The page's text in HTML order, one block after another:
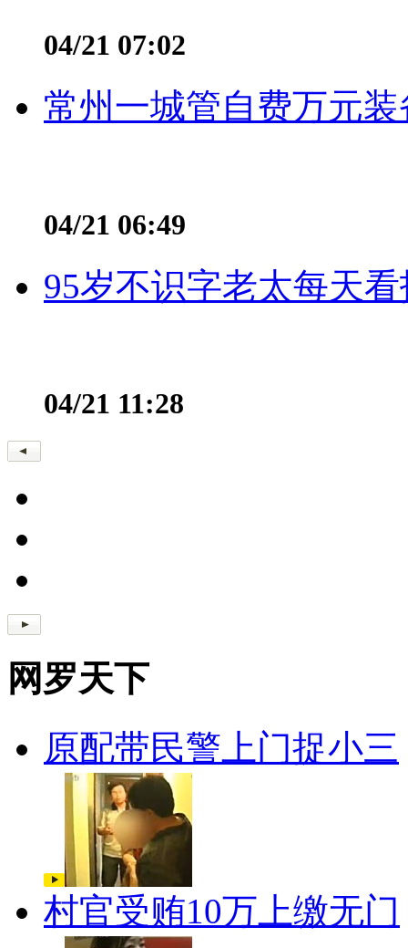
04/21 07:02
常州一城管自费万元
04/21 06:49
95岁不识字老太每天
04/21 11:28
网罗天下
原配带民警上门捉小三
村官受贿10万上缴无门